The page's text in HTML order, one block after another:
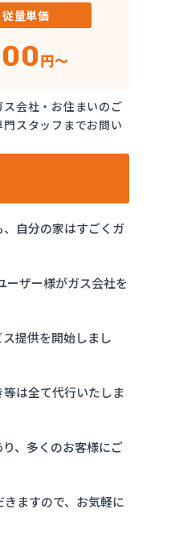
従量単価
円～
会社・お住まいのご
スタッフまでお問い
自分の家はすごくガ
ーザー様がガス会社を
提供を開始しまし
は全て代行いたしま
、多くのお客様にご
ますので、お気軽に